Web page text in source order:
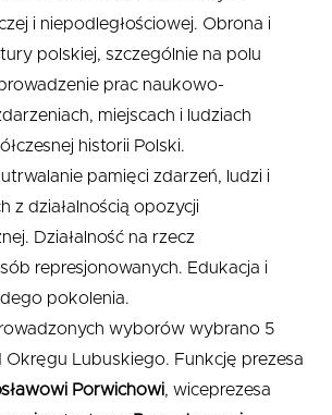
i niepodległościowej. Obrona i
polskiej, szczególnie na polu
prac naukowo-
miejscach i ludziach
historii Polski.
pamięci zdarzeń, ludzi i
z działalnością opozycji
Działalność na rzecz
represjonowanych. Edukacja i
pokolenia.
wyborów wybrano 5
Lubuskiego. Funkcję prezesa
ławowi Porwichowi, wiceprezesa